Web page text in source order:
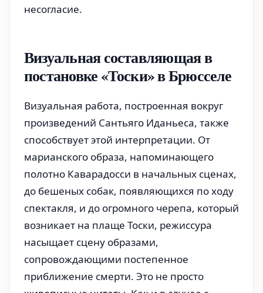
несогласие.
Визуальная составляющая в
постановке «Тоски» в Брюсселе
Визуальная работа, построенная вокруг
произведений Сантьяго Иданьеса, также
способствует этой интерпретации. От
марианского образа, напоминающего
полотно Каварадосси в начальных сценах,
до бешеных собак, появляющихся по ходу
спектакля, и до огромного черепа, который
возникает на плаще Тоски, режиссура
насыщает сцену образами,
сопровождающими постепенное
приближение смерти. Это не просто